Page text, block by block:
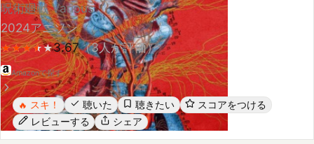
2024アニソン
★
★★
★★
★★
★★3.67（3人が評価）
Amazonで探す
🔥スキ！ 聴いた 聴きたい
スコアをつける
レビューする
シェア